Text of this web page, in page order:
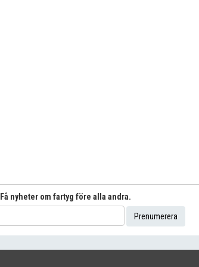
Få nyheter om fartyg före alla andra.